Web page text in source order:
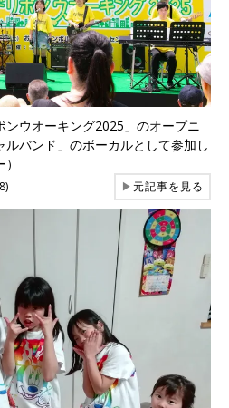
ウオーキング2025」のオープニ
バンド」のボーカルとして参加し
▶元記事を見る